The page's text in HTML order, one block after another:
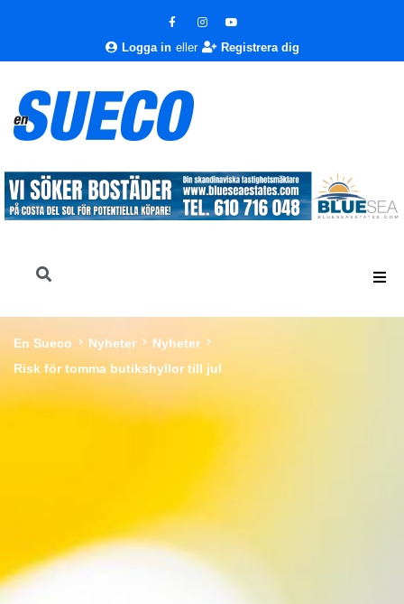
Logga in eller Registrera dig
En Sueco Nyheter
Nyheter
Risk för tomma butikshyllor till jul